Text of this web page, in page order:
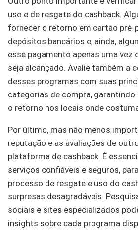
uso e de resgate do cashback.
fornecer o retorno em cartão pré-
depósitos bancários e, ainda,
esse pagamento apenas uma vez
seja alcançado. Avalie também a
desses programas com suas
categorias de compra, garantindo
o retorno nos locais onde
Por último, mas não menos
reputação e as avaliações de
plataforma de cashback. É
serviços confiáveis e seguros,
processo de resgate e uso do
surpresas desagradáveis.
sociais e sites especializados
insights sobre cada programa